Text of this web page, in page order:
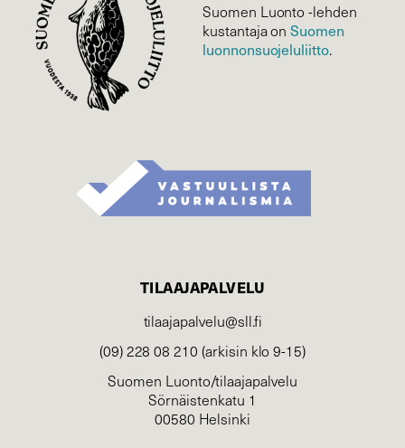
Suomen Luonto -lehden
kustantaja onSuomen
luonnonsuojelu­liitto.
TILAAJAPALVELU
tilaajapalvelu@sll.fi
(09) 228 08 210 (arkisin klo 9-15)
Suomen Luonto/tilaajapalvelu
Sörnäistenkatu 1
00580 Helsinki